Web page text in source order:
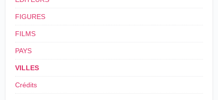
FIGURES
FILMS
PAYS
VILLES
Crédits